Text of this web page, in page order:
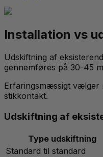
Installation vs
Udskiftning af
gennemføres på 30-45
Erfaringsmæssigt vælger
stikkontakt.
Udskiftning af
Type udskiftning
Standard til standard